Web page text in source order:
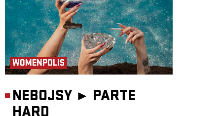
WOMENPOLIS
NEBOJSY ► PARTE